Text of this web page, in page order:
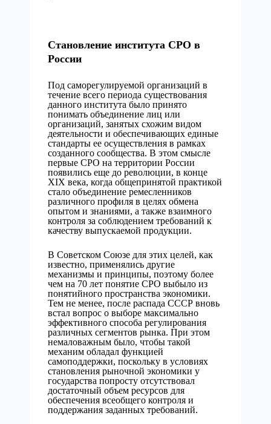
Становление института СРО в
России
Под саморегулируемой организаций в
течение всего периода существования
данного института было принято
понимать объединение лиц или
организаций, занятых схожим видом
деятельности и обеспечивающих единые
стандарты ее осуществления в рамках
созданного сообщества. В этом смысле
первые СРО на территории России
появились еще до революции, в конце
XIX века, когда общепринятой практикой
стало объединение ремесленников
различного профиля в целях обмена
опытом и знаниями, а также взаимного
контроля за соблюдением требований к
качеству выпускаемой продукции.
В Советском Cоюзе для этих целей, как
известно, применялись другие
механизмы и принципы, поэтому более
чем на 70 лет понятие СРО выбыло из
понятийного пространства экономики.
Тем не менее, после распада СССР вновь
встал вопрос о выборе максимально
эффективного способа регулирования
различных сегментов рынка. При этом
немаловажным было, чтобы такой
механим обладал функцией
самоподдержки, поскольку в условиях
становления рыночной экономики у
государства попросту отсутствовал
достаточный объем ресурсов для
обеспечения всеобщего контроля и
поддержания заданных требований.